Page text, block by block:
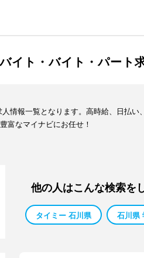
イト・バイト・パート
情報一覧となります。高時給、日払
富なマイナビにお任せ！
他の人はこんな検索を
タイミー 石川県 石川県